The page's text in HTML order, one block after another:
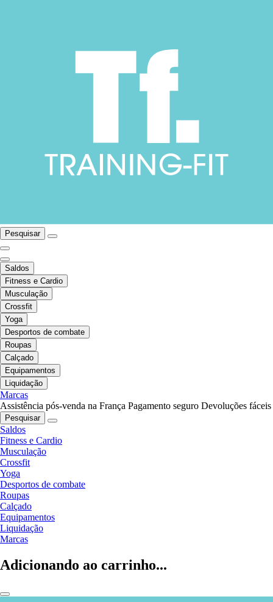
Pesquisar
Saldos
Fitness e Cardio
Musculação
Crossfit
Yoga
Desportos de combate
Roupas
Calçado
Equipamentos
Liquidação
Marcas
Assistência pós-venda na França Pagamento seguro Devoluções fáceis
Pesquisar
Saldos
Fitness e Cardio
Musculação
Crossfit
Yoga
Desportos de combate
Roupas
Calçado
Equipamentos
Liquidação
Marcas
Adicionando ao carrinho...